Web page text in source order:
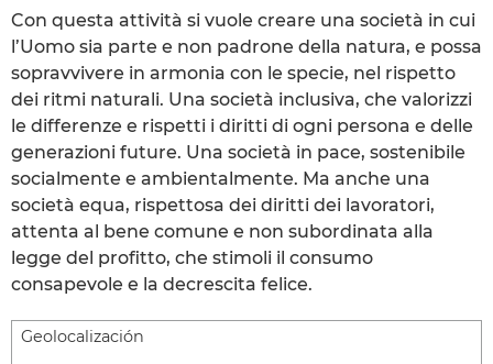
Con questa attività si vuole creare una società in cui
l’Uomo sia parte e non padrone della natura, e possa
sopravvivere in armonia con le specie, nel rispetto
dei ritmi naturali. Una società inclusiva, che valorizzi
le differenze e rispetti i diritti di ogni persona e delle
generazioni future. Una società in pace, sostenibile
socialmente e ambientalmente. Ma anche una
società equa, rispettosa dei diritti dei lavoratori,
attenta al bene comune e non subordinata alla
legge del profitto, che stimoli il consumo
consapevole e la decrescita felice.
Geolocalización